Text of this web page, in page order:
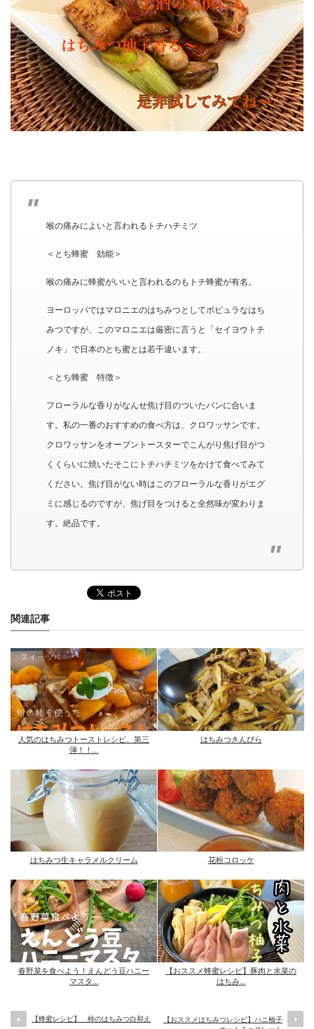
喉の痛みによいと言われるトチハチミツ
＜とち蜂蜜 効能＞
喉の痛みに蜂蜜がいいと言われるのもトチ蜂蜜が有名。
ヨーロッパではマロニエのはちみつとしてポピュラなはち
みつですが、このマロニエは厳密に言うと「セイヨウトチ
ノキ」で日本のとち蜜とは若干違います。
＜とち蜂蜜 特徴＞
フローラルな香りがなんせ焦げ目のついたパンに合いま
す。私の一番のおすすめの食べ方は、クロワッサンです。
クロワッサンをオーブントースターでこんがり焦げ目がつ
くくらいに焼いたそこにトチハチミツをかけて食べてみて
ください。焦げ目がない時はこのフローラルな香りがエグ
ミに感じるのですが、焦げ目をつけると全然味が変わりま
す。絶品です。
関連記事
人気のはちみつトーストレシピ、第三
弾！！...
はちみつきんぴら
はちみつ生キャラメルクリーム 花粉コロッケ
春野菜を食べよう！えんどう豆ハニー
マスタ...
【おススメ蜂蜜レシピ】豚肉と水菜の
はちみ...
【蜂蜜レシピ】 柿のはちみつ白和え
【おススメはちみつレシピ】ハニ柚子